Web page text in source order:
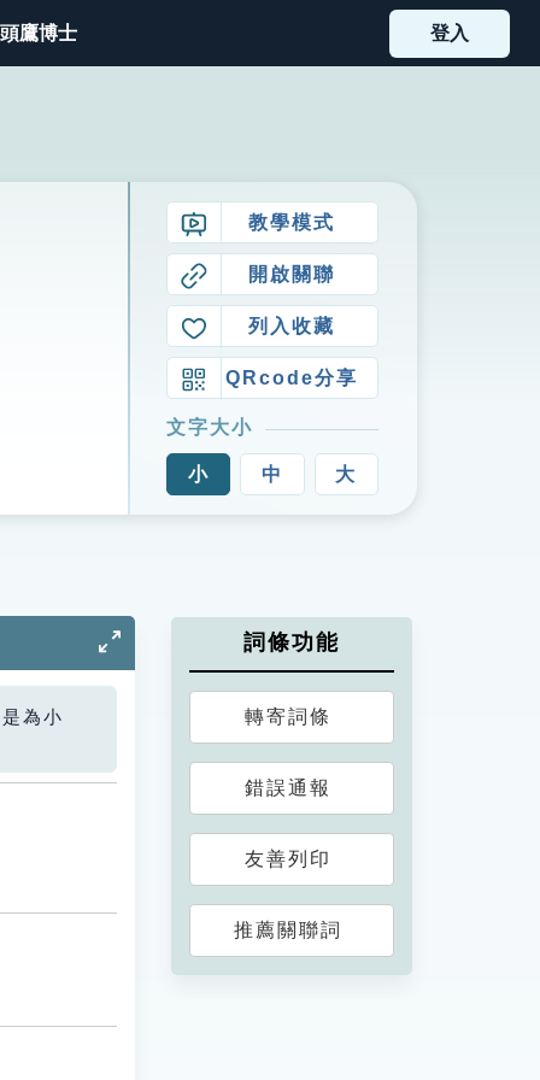
鷹博士 登入
教學模式
開啟關聯
列入收藏
QRcode分享
文字大小
小 中 大
為小
詞條功能
轉寄詞條
錯誤通報
友善列印
推薦關聯詞